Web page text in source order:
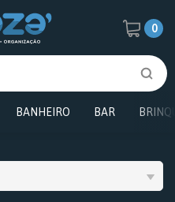
0
BANHEIRO BAR